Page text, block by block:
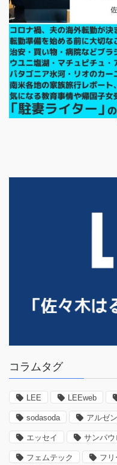
コラムタグ
LEE LEEweb
sodasoda アルゼ
エッセイ サンパウ
フェムテック フリ